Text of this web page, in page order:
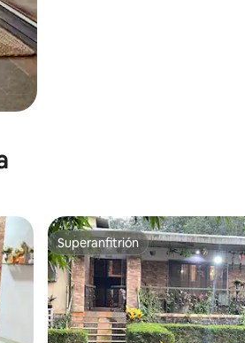
Superanfitrión
Superanfitrión